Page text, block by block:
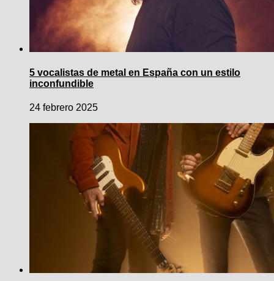
5 vocalistas de metal en España con un estilo
inconfundible
24 febrero 2025